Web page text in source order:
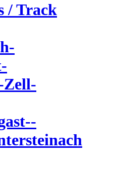
/ Track
Zell-